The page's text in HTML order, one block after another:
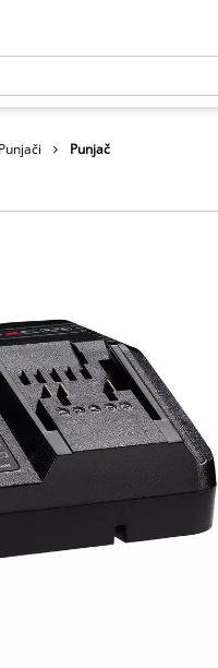
Punjači Punjač